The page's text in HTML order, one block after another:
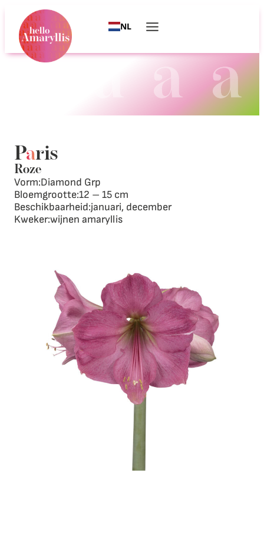
NL
Paris
Roze
Vorm:Diamond Grp
Bloemgrootte:12 – 15 cm
Beschikbaarheid:januari, december
Kweker:wijnen amaryllis